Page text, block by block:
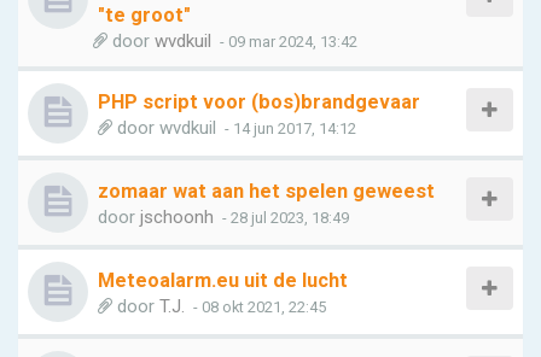
"te groot"
door wvdkuil - 09 mar 2024, 13:42
PHP script voor (bos)brandgevaar
door wvdkuil - 14 jun 2017, 14:12
zomaar wat aan het spelen geweest
door jschoonh - 28 jul 2023, 18:49
Meteoalarm.eu uit de lucht
door T.J. - 08 okt 2021, 22:45